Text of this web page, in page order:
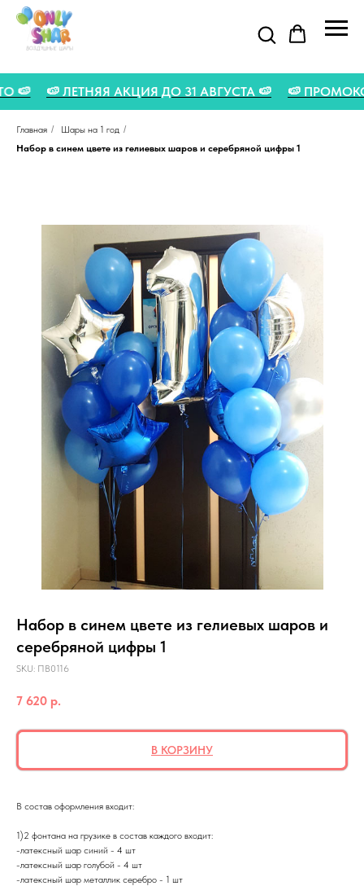
🍉 🍉 ЛЕТНЯЯ АКЦИЯ ДО 31 АВГУСТА 🍉 🍉
Главная / Шары на 1 год /
Набор в синем цвете из гелиевых шаров и серебряной цифры 1
Набор в синем цвете из гелиевых шаров и
серебряной цифры 1
SKU: ПВ0116
7 620 р.
В КОРЗИНУ
В состав оформления входит:
1)2 фонтана на грузике в состав каждого входит:
-латексный шар синий - 4 шт
-латексный шар голубой - 4 шт
-латексный шар металлик серебро - 1 шт